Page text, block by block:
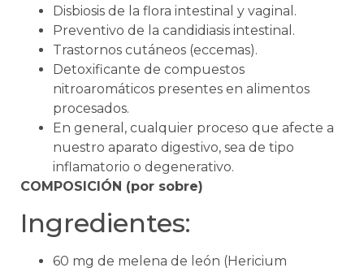
Disbiosis de la flora intestinal y vaginal.
Preventivo de la candidiasis intestinal.
Trastornos cutáneos (eccemas).
Detoxificante de compuestos
nitroaromáticos presentes en alimentos
procesados.
En general, cualquier proceso que afecte a
nuestro aparato digestivo, sea de tipo
inflamatorio o degenerativo.
COMPOSICIÓN (por sobre)
Ingredientes:
60 mg de melena de león (Hericium